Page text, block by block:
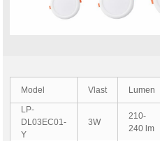
Model Vlast Lumen
LP-
DL03EC01-
Y
3W
210-
240 lm